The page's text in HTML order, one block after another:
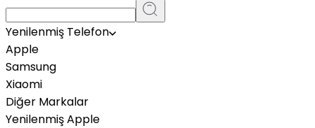
Yenilenmiş Telefon
Apple
Samsung
Xiaomi
Diğer Markalar
Yenilenmiş Apple